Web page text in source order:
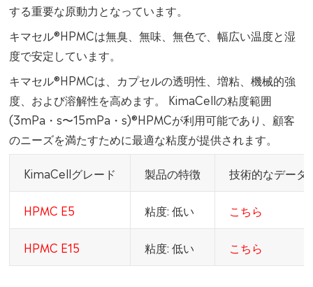
する重要な原動力となっています。
キマセル®HPMCは無臭、無味、無色で、幅広い温度と湿
度で安定しています。
キマセル®HPMCは、カプセルの透明性、増粘、機械的強
度、および溶解性を高めます。 KimaCellの粘度範囲
(3mPa・s〜15mPa・s)®HPMCが利用可能であり、顧客
のニーズを満たすために最適な粘度が提供されます。
KimaCellグレード 製品の特徴 技術的なデータ
HPMC E5 粘度: 低い こちら
HPMC E15 粘度: 低い こちら